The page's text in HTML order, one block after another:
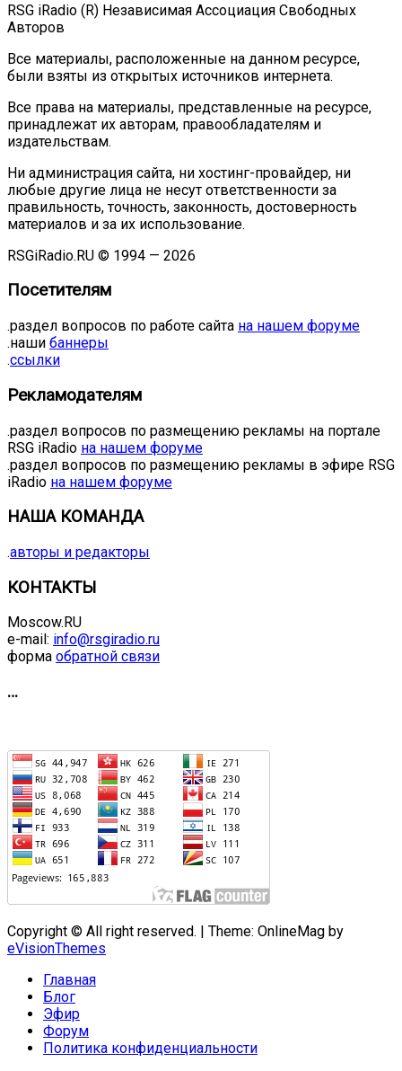
RSG iRadio (R) Независимая Ассоциация Свободных
Авторов
Все материалы, расположенные на данном ресурсе,
были взяты из открытых источников интернета.
Все права на материалы, представленные на ресурсе,
принадлежат их авторам, правообладателям и
издательствам.
Ни администрация сайта, ни хостинг-провайдер, ни
любые другие лица не несут ответственности за
правильность, точность, законность, достоверность
материалов и за их использование.
RSGiRadio.RU © 1994 — 2026
Посетителям
.раздел вопросов по работе сайта на нашем форуме
.наши баннеры
.ссылки
Рекламодателям
.раздел вопросов по размещению рекламы на портале
RSG iRadio на нашем форуме
.раздел вопросов по размещению рекламы в эфире RSG
iRadio на нашем форуме
НАША КОМАНДА
.авторы и редакторы
КОНТАКТЫ
Moscow.RU
e-mail: info@rsgiradio.ru
форма обратной связи
…
Copyright © All right reserved. | Theme: OnlineMag by
eVisionThemes
Главная
Блог
Эфир
Форум
Политика конфиденциальности